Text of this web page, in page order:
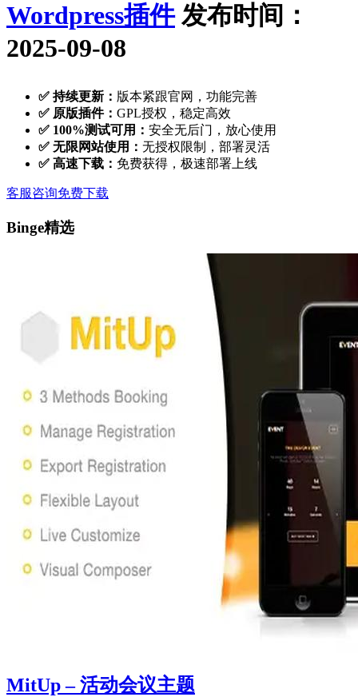
Wordpress插件 发布时间：
2025-09-08
✅ 持续更新： 版本紧跟官网，功能完善
✅ 原版插件： GPL授权，稳定高效
✅ 100%测试可用： 安全无后门，放心使用
✅ 无限网站使用： 无授权限制，部署灵活
✅ 高速下载： 免费获得，极速部署上线
客服咨询免费下载
Binge精选
MitUp – 活动会议主题